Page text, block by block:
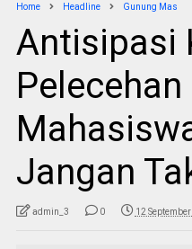
Home Headline Gunung Mas
Antisipasi
Jangan
admin_3 0 12